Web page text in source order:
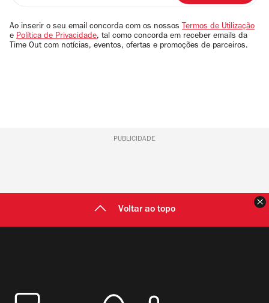
email
Ao inserir o seu email concorda com os nossos Termos de Utilização
e Política de Privacidade, tal como concorda em receber emails da
Time Out com notícias, eventos, ofertas e promoções de parceiros.
PUBLICIDADE
Voltar ao topo